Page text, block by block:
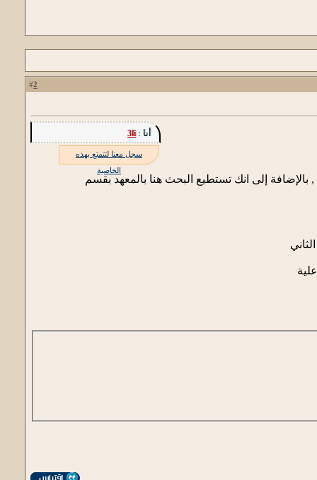
2
أنا :3li
سجل معنا لتتمتع بهذه
الخاصية
إلى انك تستطيع البحث هنا بالمعهد بقسم